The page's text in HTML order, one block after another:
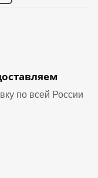
по всей России